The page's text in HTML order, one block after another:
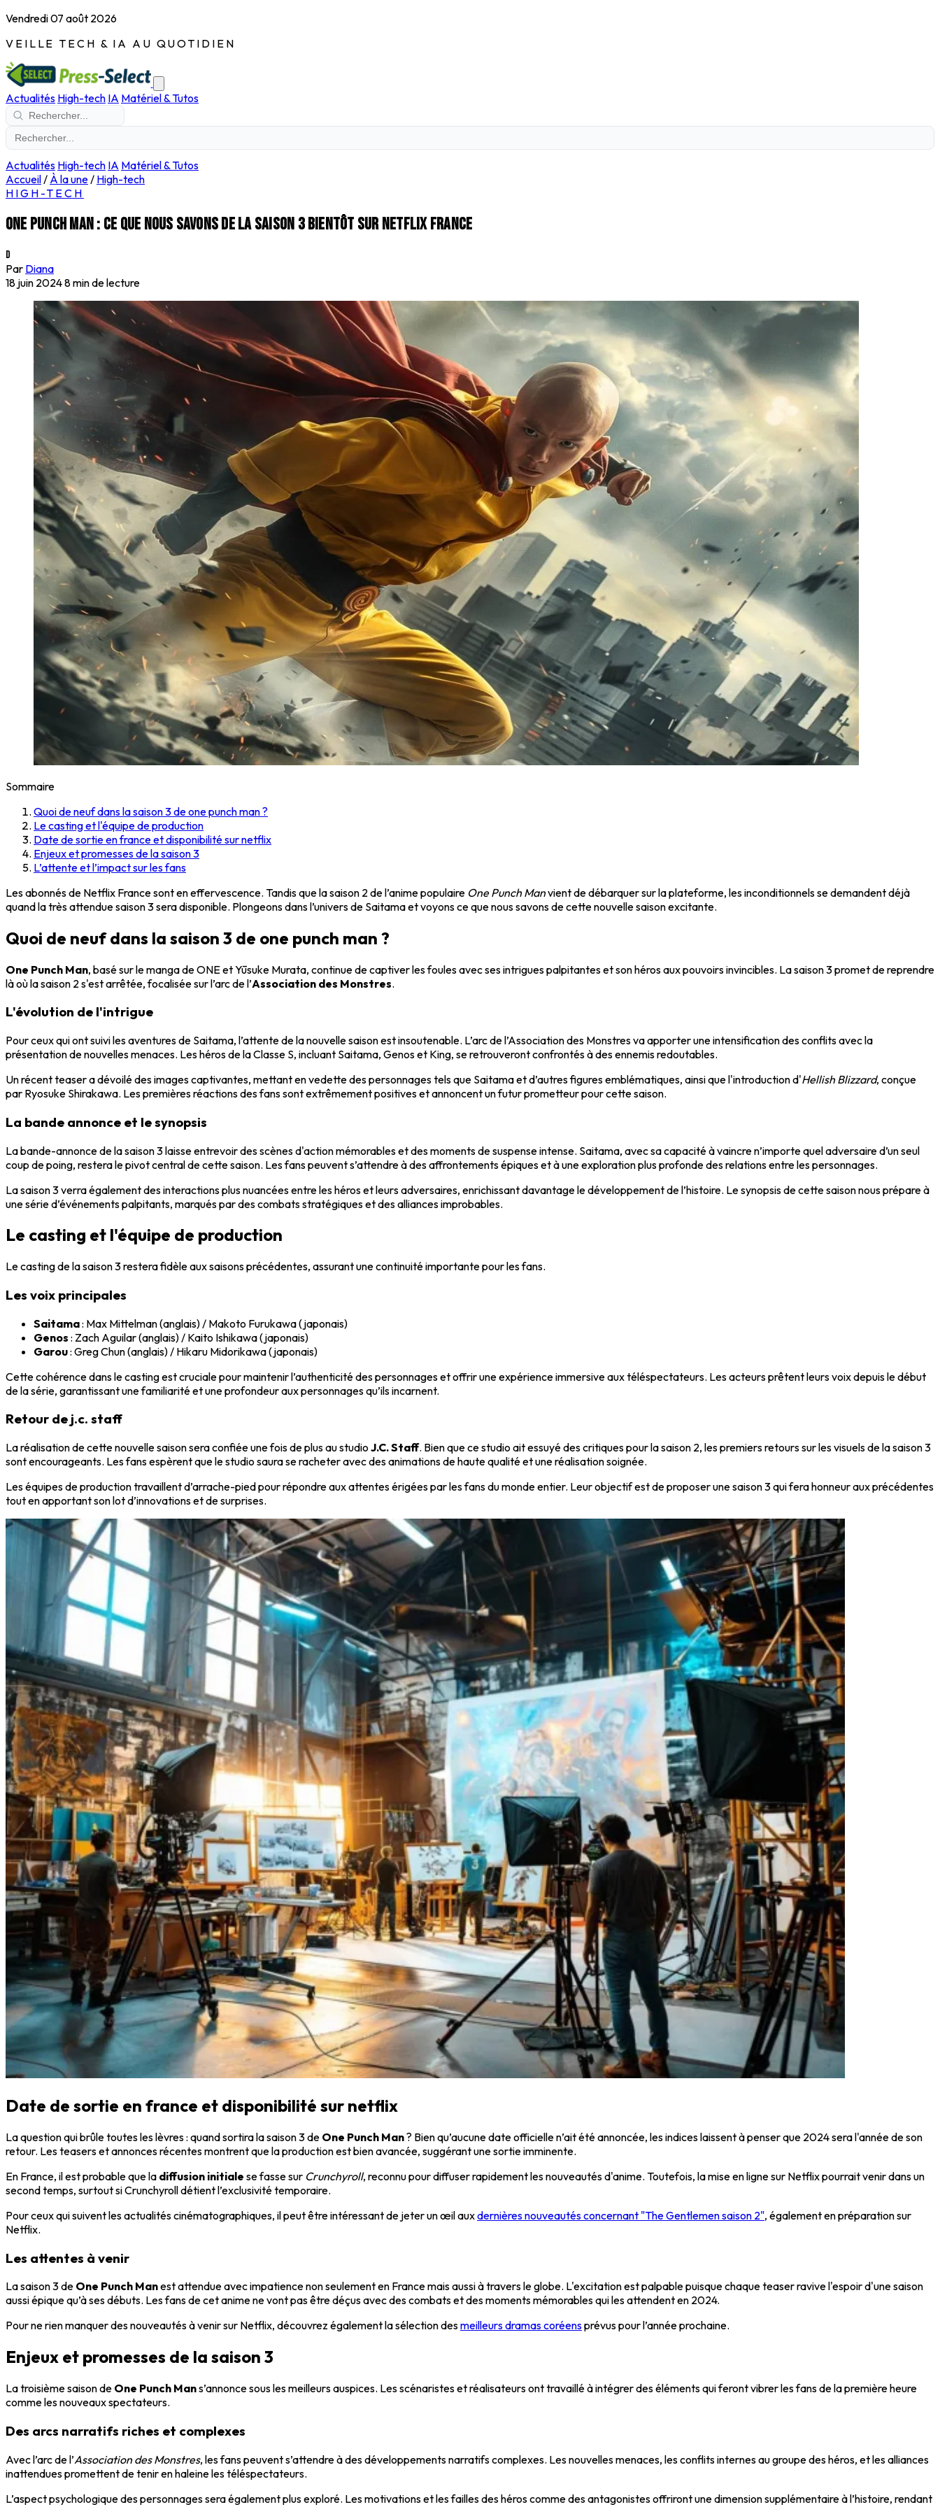
Vendredi 07 août 2026
VEILLE TECH & IA AU QUOTIDIEN
Actualités High-tech IA Matériel & Tutos
Actualités High-tech IA Matériel & Tutos
Accueil/ À la une/ High-tech
HIGH-TECH
One Punch Man : ce que nous savons de la saison 3 bientôt sur Netflix France
D
Par Diana
18 juin 20248 min de lecture
Sommaire
Quoi de neuf dans la saison 3 de one punch man ?
Le casting et l'équipe de production
Date de sortie en france et disponibilité sur netflix
Enjeux et promesses de la saison 3
L’attente et l’impact sur les fans
Les abonnés de Netflix France sont en effervescence. Tandis que la saison 2 de l’anime populaire One Punch Manvient de débarquer sur la plateforme, les inconditionnels se demandent déjà
quand la très attendue saison 3 sera disponible. Plongeons dans l’univers de Saitama et voyons ce que nous savons de cette nouvelle saison excitante.
Quoi de neuf dans la saison 3 de one punch man ?
One Punch Man, basé sur le manga de ONE et Yūsuke Murata, continue de captiver les foules avec ses intrigues palpitantes et son héros aux pouvoirs invincibles. La saison 3 promet de reprendre
là où la saison 2 s'est arrêtée, focalisée sur l’arc de l’Association des Monstres.
L'évolution de l'intrigue
Pour ceux qui ont suivi les aventures de Saitama, l’attente de la nouvelle saison est insoutenable. L’arc de l’Association des Monstres va apporter une intensification des conflits avec la
présentation de nouvelles menaces. Les héros de la Classe S, incluant Saitama, Genos et King, se retrouveront confrontés à des ennemis redoutables.
Un récent teaser a dévoilé des images captivantes, mettant en vedette des personnages tels que Saitama et d’autres figures emblématiques, ainsi que l'introduction d'Hellish Blizzard, conçue
par Ryosuke Shirakawa. Les premières réactions des fans sont extrêmement positives et annoncent un futur prometteur pour cette saison.
La bande annonce et le synopsis
La bande-annonce de la saison 3 laisse entrevoir des scènes d'action mémorables et des moments de suspense intense. Saitama, avec sa capacité à vaincre n’importe quel adversaire d’un seul
coup de poing, restera le pivot central de cette saison. Les fans peuvent s’attendre à des affrontements épiques et à une exploration plus profonde des relations entre les personnages.
La saison 3 verra également des interactions plus nuancées entre les héros et leurs adversaires, enrichissant davantage le développement de l’histoire. Le synopsis de cette saison nous prépare à
une série d’événements palpitants, marqués par des combats stratégiques et des alliances improbables.
Le casting et l'équipe de production
Le casting de la saison 3 restera fidèle aux saisons précédentes, assurant une continuité importante pour les fans.
Les voix principales
Saitama: Max Mittelman (anglais) / Makoto Furukawa (japonais)
Genos : Zach Aguilar (anglais) / Kaito Ishikawa (japonais)
Garou: Greg Chun (anglais) / Hikaru Midorikawa (japonais)
Cette cohérence dans le casting est cruciale pour maintenir l’authenticité des personnages et offrir une expérience immersive aux téléspectateurs. Les acteurs prêtent leurs voix depuis le début
de la série, garantissant une familiarité et une profondeur aux personnages qu’ils incarnent.
Retour de j.c. staff
La réalisation de cette nouvelle saison sera confiée une fois de plus au studio J.C. Staff. Bien que ce studio ait essuyé des critiques pour la saison 2, les premiers retours sur les visuels de la saison 3
sont encourageants. Les fans espèrent que le studio saura se racheter avec des animations de haute qualité et une réalisation soignée.
Les équipes de production travaillent d’arrache-pied pour répondre aux attentes érigées par les fans du monde entier. Leur objectif est de proposer une saison 3 qui fera honneur aux précédentes
tout en apportant son lot d’innovations et de surprises.
Date de sortie en france et disponibilité sur netflix
La question qui brûle toutes les lèvres : quand sortira la saison 3 de One Punch Man? Bien qu’aucune date officielle n’ait été annoncée, les indices laissent à penser que 2024 sera l'année de son
retour. Les teasers et annonces récentes montrent que la production est bien avancée, suggérant une sortie imminente.
En France, il est probable que la diffusion initiale se fasse sur Crunchyroll, reconnu pour diffuser rapidement les nouveautés d'anime. Toutefois, la mise en ligne sur Netflix pourrait venir dans un
second temps, surtout si Crunchyroll détient l’exclusivité temporaire.
Pour ceux qui suivent les actualités cinématographiques, il peut être intéressant de jeter un œil auxdernières nouveautés concernant "The Gentlemen saison 2", également en préparation sur
Netflix.
Les attentes à venir
La saison 3 de One Punch Manest attendue avec impatience non seulement en France mais aussi à travers le globe. L'excitation est palpable puisque chaque teaser ravive l'espoir d'une saison
aussi épique qu’à ses débuts. Les fans de cet anime ne vont pas être déçus avec des combats et des moments mémorables qui les attendent en 2024.
Pour ne rien manquer des nouveautés à venir sur Netflix, découvrez également la sélection desmeilleurs dramas coréensprévus pour l’année prochaine.
Enjeux et promesses de la saison 3
La troisième saison de One Punch Mans’annonce sous les meilleurs auspices. Les scénaristes et réalisateurs ont travaillé à intégrer des éléments qui feront vibrer les fans de la première heure
comme les nouveaux spectateurs.
Des arcs narratifs riches et complexes
Avec l’arc de l’Association des Monstres, les fans peuvent s’attendre à des développements narratifs complexes. Les nouvelles menaces, les conflits internes au groupe des héros, et les alliances
inattendues promettent de tenir en haleine les téléspectateurs.
L’aspect psychologique des personnages sera également plus exploré. Les motivations et les failles des héros comme des antagonistes offriront une dimension supplémentaire à l’histoire, rendant